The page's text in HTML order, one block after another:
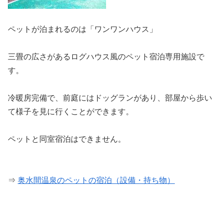
ペットが泊まれるのは「ワンワンハウス」
三畳の広さがあるログハウス風のペット宿泊専用施設で
す。
冷暖房完備で、前庭にはドッグランがあり、部屋から歩い
て様子を見に行くことができます。
ペットと同室宿泊はできません。
⇒ 奥水間温泉のペットの宿泊（設備・持ち物）